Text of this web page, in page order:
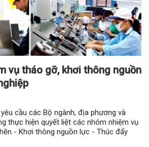
vụ tháo gỡ, khơi thông nguồn
cầu các Bộ ngành, địa phương và
thực hiện quyết liệt các nhóm nhiệm vụ
- Khơi thông nguồn lực - Thúc đẩy